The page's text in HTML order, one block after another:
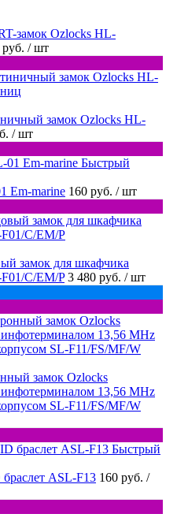
замок Ozlocks HL-
/ шт
замок Ozlocks HL-
/ шт
Быстрый
Em-marine 160 руб. / шт
замок для шкафчика
C/EM/P 3 480 руб. / шт
замок Ozlocks
13,56 MHz
SL-F11/FS/MF/W
Быстрый
ASL-F13 160 руб. /